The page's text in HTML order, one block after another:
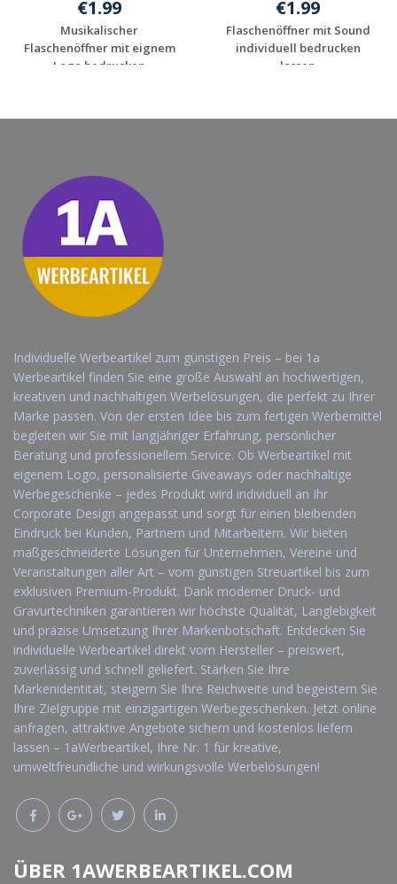
€1.99
Musikalischer
Flaschenöffner mit eignem
Logo bedrucken
€1.99
Flaschenöffner mit Sound
individuell bedrucken
lassen
Individuelle Werbeartikel zum günstigen Preis – bei 1a
Werbeartikel finden Sie eine große Auswahl an hochwertigen,
kreativen und nachhaltigen Werbelösungen, die perfekt zu Ihrer
Marke passen. Von der ersten Idee bis zum fertigen Werbemittel
begleiten wir Sie mit langjähriger Erfahrung, persönlicher
Beratung und professionellem Service. Ob Werbeartikel mit
eigenem Logo, personalisierte Giveaways oder nachhaltige
Werbegeschenke – jedes Produkt wird individuell an Ihr
Corporate Design angepasst und sorgt für einen bleibenden
Eindruck bei Kunden, Partnern und Mitarbeitern. Wir bieten
maßgeschneiderte Lösungen für Unternehmen, Vereine und
Veranstaltungen aller Art – vom günstigen Streuartikel bis zum
exklusiven Premium-Produkt. Dank moderner Druck- und
Gravurtechniken garantieren wir höchste Qualität, Langlebigkeit
und präzise Umsetzung Ihrer Markenbotschaft. Entdecken Sie
individuelle Werbeartikel direkt vom Hersteller – preiswert,
zuverlässig und schnell geliefert. Stärken Sie Ihre
Markenidentität, steigern Sie Ihre Reichweite und begeistern Sie
Ihre Zielgruppe mit einzigartigen Werbegeschenken. Jetzt online
anfragen, attraktive Angebote sichern und kostenlos liefern
lassen – 1aWerbeartikel, Ihre Nr. 1 für kreative,
umweltfreundliche und wirkungsvolle Werbelösungen!
ÜBER 1AWERBEARTIKEL.COM